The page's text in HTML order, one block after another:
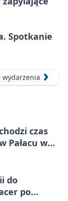
Spotkanie
wydarzenia
czas
Pałacu w
do
po